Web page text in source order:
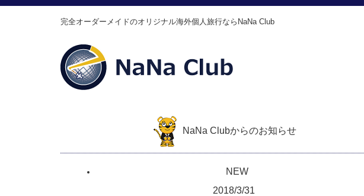
完全オーダーメイドのオリジナル海外個人旅行ならNaNa Club
NaNa Clubからのお知らせ
NEW
2018/3/31